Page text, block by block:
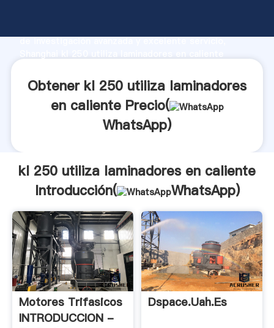
de investigación avanzada y excelente servicio,
clientes.
Obtener kl 250 utiliza laminadores
en caliente Precio(
WhatsApp)
kl 250 utiliza laminadores en caliente
Introducción(
WhatsApp)
Motores Trifasicos
INTRODUCCION -
Dspace.uah.es